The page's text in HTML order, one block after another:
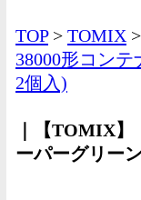
TOP> TOMIX
38000形コン
2個入)
｜【TOMIX
ーパーグリー